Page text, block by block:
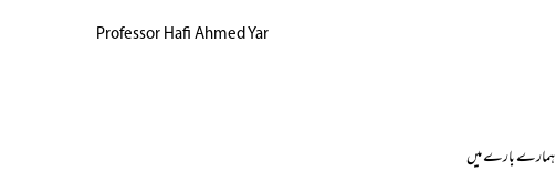
Professor Hafi Ahmed Yar
ہمارے بارے میں